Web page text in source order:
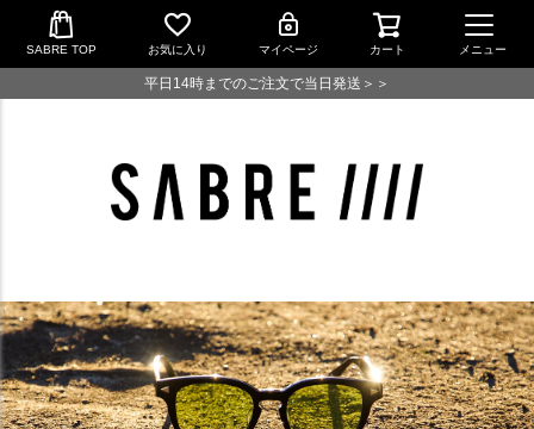
SABRE TOP お気に入り マイページ カート メニュー
平日14時までのご注文で当日発送＞＞